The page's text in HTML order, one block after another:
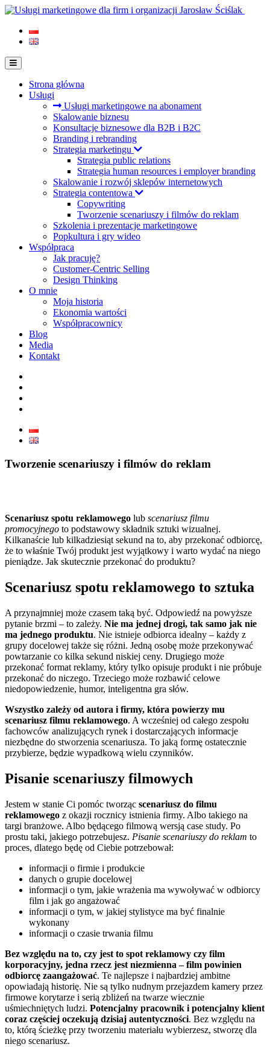
Strona główna
Usługi
Usługi marketingowe na abonament
Skalowanie biznesu
Konsultacje biznesowe dla B2B i B2C
Branding i rebranding
Strategia marketingu
Strategia public relations
Strategia human resources i employer branding
Skalowanie i rozwój sklepów internetowych
Strategia contentowa
Copywriting
Tworzenie scenariuszy i filmów do reklam
Szkolenia i prezentacje marketingowe
Popkultura i gry wideo
Współpraca
Jak pracuję?
Customer-Centric Selling
Design Thinking
O mnie
Moja historia
Ekonomia wartości
Współpracownicy
Blog
Media
Kontakt
Tworzenie scenariuszy i filmów do reklam
Scenariusz spotu reklamowego lub scenariusz filmu
promocyjnego to podstawowy składnik sztuki wizualnej.
Kilkanaście lub kilkadziesiąt sekund na to, aby przekonać odbiorcę,
że to właśnie Twój produkt jest wyjątkowy i warto wydać na niego
pieniądze. Jak skutecznie przekonać do produktu?
Scenariusz spotu reklamowego to sztuka
A przynajmniej może czasem taką być. Odpowiedź na powyższe
pytanie brzmi – to zależy. Nie ma jednej drogi, tak samo jak nie
ma jednego produktu. Nie istnieje odbiorca idealny – każdy z
grupy docelowej także się różni. Jedną osobę może przekonywać
powtarzanie co kilka sekund niskiej ceny. Drugiego może
przekonać format reklamy, który tylko opisuje produkt i nie próbuje
przekonać do niczego. Trzeciego może rozbawić celowe
niedopowiedzenie, humor, inteligentna gra słów.
Wszystko zależy od autora i firmy, która powierzy mu
scenariusz filmu reklamowego. A wcześniej od całego zespołu
fachowców analizujących rynek i dostarczających informacje
niezbędne do stworzenia scenariusza. To jaką formę ostatecznie
przybierze, będzie wypadkową wielu czynników.
Pisanie scenariuszy filmowych
Jestem w stanie Ci pomóc tworząc scenariusz do filmu
reklamowego z okazji rocznicy istnienia firmy. Albo takiego na
targi branżowe. Albo będącego filmową wersją case study. Po
prostu taki, jakiego potrzebujesz. Pisanie scenariuszy do reklam to
proces, dlatego będę od Ciebie potrzebował:
informacji o firmie i produkcie
danych o grupie docelowej
informacji o tym, jakie wrażenia ma wywoływać w odbiorcy
film i jak go angażować
informacji o tym, w jakiej stylistyce ma być finalnie
wykonany
informacji o czasie trwania filmu
Bez względu na to, czy jest to spot reklamowy czy film
korporacyjny, jedna rzecz jest niezmienna – film powinien
odbiorcę zaangażować. Te najlepsze i najbardziej ambitne
opowiadają historię. Nie są tylko nudnym przejazdem kamery przez
firmowe korytarze i serią zbliżeń na twarze wiecznie
uśmiechniętych ludzi. Potencjalny pracownik i potencjalny klient
coraz częściej oczekują dzisiaj autentyczności. Bez względu na
to, którą ścieżkę przy tworzeniu materiału wybierzesz, stworzę dla
niego scenariusz.